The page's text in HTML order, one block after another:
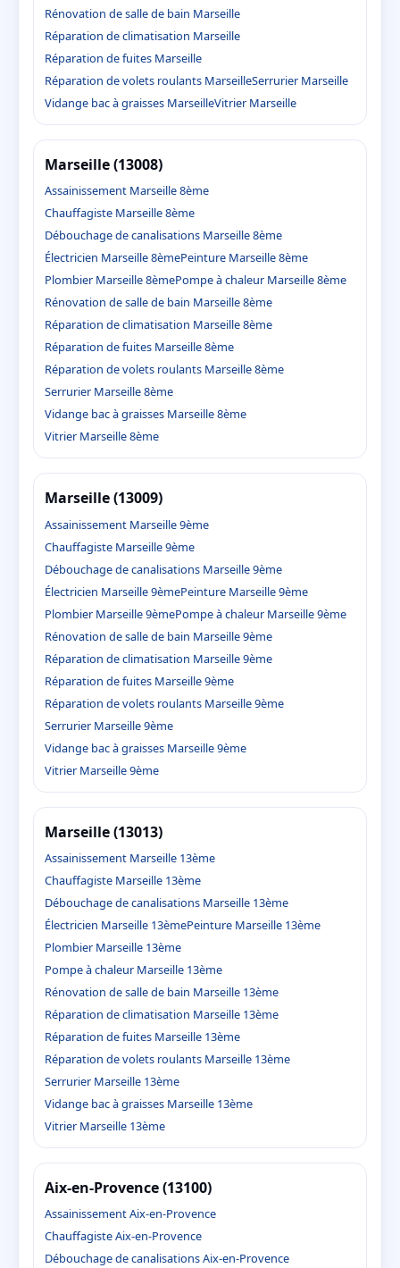
Rénovation de salle de bain Marseille
Réparation de climatisation Marseille
Réparation de fuites Marseille
Réparation de volets roulants MarseilleSerrurier Marseille
Vidange bac à graisses MarseilleVitrier Marseille
Marseille (13008)
Assainissement Marseille 8ème
Chauffagiste Marseille 8ème
Débouchage de canalisations Marseille 8ème
Électricien Marseille 8èmePeinture Marseille 8ème
Plombier Marseille 8èmePompe à chaleur Marseille 8ème
Rénovation de salle de bain Marseille 8ème
Réparation de climatisation Marseille 8ème
Réparation de fuites Marseille 8ème
Réparation de volets roulants Marseille 8ème
Serrurier Marseille 8ème
Vidange bac à graisses Marseille 8ème
Vitrier Marseille 8ème
Marseille (13009)
Assainissement Marseille 9ème
Chauffagiste Marseille 9ème
Débouchage de canalisations Marseille 9ème
Électricien Marseille 9èmePeinture Marseille 9ème
Plombier Marseille 9èmePompe à chaleur Marseille 9ème
Rénovation de salle de bain Marseille 9ème
Réparation de climatisation Marseille 9ème
Réparation de fuites Marseille 9ème
Réparation de volets roulants Marseille 9ème
Serrurier Marseille 9ème
Vidange bac à graisses Marseille 9ème
Vitrier Marseille 9ème
Marseille (13013)
Assainissement Marseille 13ème
Chauffagiste Marseille 13ème
Débouchage de canalisations Marseille 13ème
Électricien Marseille 13èmePeinture Marseille 13ème
Plombier Marseille 13ème
Pompe à chaleur Marseille 13ème
Rénovation de salle de bain Marseille 13ème
Réparation de climatisation Marseille 13ème
Réparation de fuites Marseille 13ème
Réparation de volets roulants Marseille 13ème
Serrurier Marseille 13ème
Vidange bac à graisses Marseille 13ème
Vitrier Marseille 13ème
Aix-en-Provence (13100)
Assainissement Aix-en-Provence
Chauffagiste Aix-en-Provence
Débouchage de canalisations Aix-en-Provence